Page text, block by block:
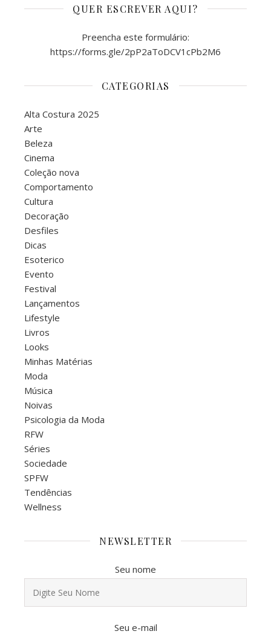
QUER ESCREVER AQUI?
Preencha este formulário:
https://forms.gle/2pP2aToDCV1cPb2M6
CATEGORIAS
Alta Costura 2025
Arte
Beleza
Cinema
Coleção nova
Comportamento
Cultura
Decoração
Desfiles
Dicas
Esoterico
Evento
Festival
Lançamentos
Lifestyle
Livros
Looks
Minhas Matérias
Moda
Música
Noivas
Psicologia da Moda
RFW
Séries
Sociedade
SPFW
Tendências
Wellness
NEWSLETTER
Seu nome
Seu e-mail